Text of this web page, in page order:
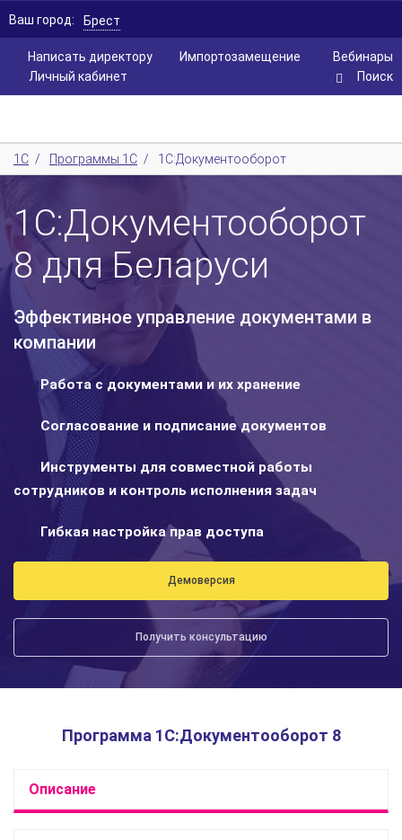
Написать директору Вебинары
Импортозамещение
Личный кабинет
Ваш город: Брест
Поиск
1С / Программы 1С / 1С:Документооборот
1C:Документооборот
8 для Беларуси
Эффективное управление документами в
компании
Работа с документами и их хранение
Согласование и подписание документов
Инструменты для совместной работы
сотрудников и контроль исполнения задач
Гибкая настройка прав доступа
Демоверсия
Получить консультацию
Программа 1С:Документооборот 8
Описание